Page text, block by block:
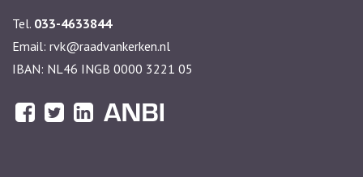
Tel. 033-4633844
Email: rvk@raadvankerken.nl
IBAN: NL46 INGB 0000 3221 05